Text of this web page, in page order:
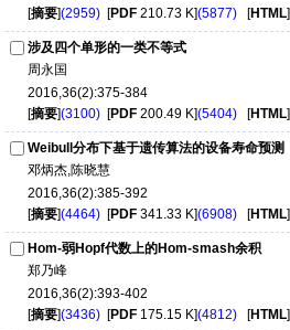
[摘要](2959) [PDF 210.73 K](5877) [HTML]
涉及四个单形的一类不等式
周永国
2016,36(2):375-384
[摘要](3100) [PDF 200.49 K](5404) [HTML]
Weibull分布下基于遗传算法的设备寿命预测
邓炳杰,陈晓慧
2016,36(2):385-392
[摘要](4464) [PDF 341.33 K](6908) [HTML]
Hom-弱Hopf代数上的Hom-smash余积
郑乃峰
2016,36(2):393-402
[摘要](3436) [PDF 175.15 K](4812) [HTML]